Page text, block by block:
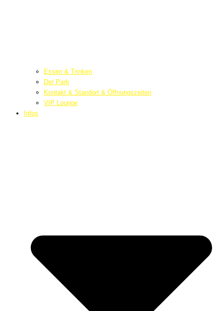
Essen & Trinken
Der Park
Kontakt & Standort & Öffnungszeiten
VIP Lounge
Infos